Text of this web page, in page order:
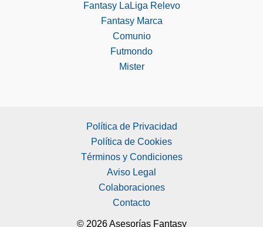
Fantasy LaLiga Relevo
Fantasy Marca
Comunio
Futmondo
Mister
Política de Privacidad
Política de Cookies
Términos y Condiciones
Aviso Legal
Colaboraciones
Contacto
© 2026 Asesorías Fantasy